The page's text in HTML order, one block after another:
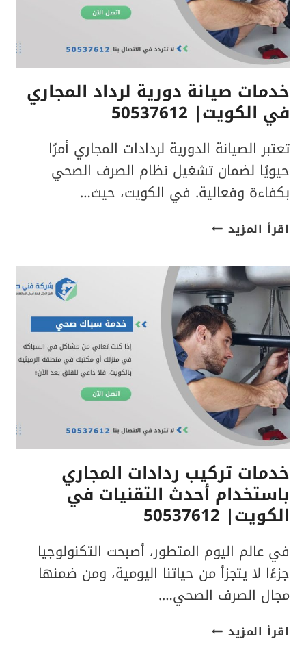
خدمات صيانة دورية لرداد المجاري
في الكويت| 50537612
تعتبر الصيانة الدورية لردادات المجاري أمرًا
حيويًا لضمان تشغيل نظام الصرف الصحي
بكفاءة وفعالية. في الكويت، حيث…
اقرأ المزيد خدمات
لرداد
المجاري
في
الكويت|
50537612
خدمات تركيب ردادات المجاري
باستخدام أحدث التقنيات في
الكويت| 50537612
في عالم اليوم المتطور، أصبحت التكنولوجيا
جزءًا لا يتجزأ من حياتنا اليومية، ومن ضمنها
مجال الصرف الصحي….
اقرأ المزيد خدمات